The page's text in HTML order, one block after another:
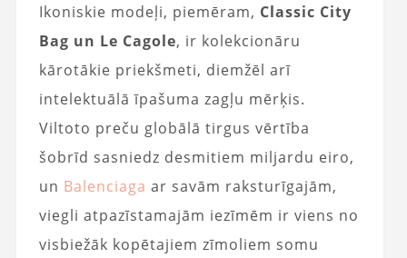
Ikoniskie modeļi, piemēram, Classic City
Bag un Le Cagole, ir kolekcionāru
kārotākie priekšmeti, diemžēl arī
intelektuālā īpašuma zagļu mērķis.
Viltoto preču globālā tirgus vērtība
šobrīd sasniedz desmitiem miljardu eiro,
un Balenciaga ar savām raksturīgajām,
viegli atpazīstamajām iezīmēm ir viens no
visbiežāk kopētajiem zīmoliem somu